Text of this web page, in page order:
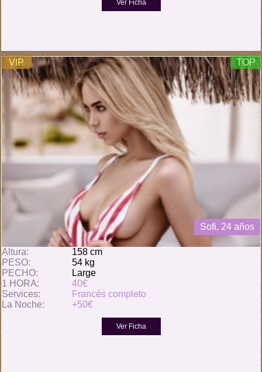
VIP TOP
Sofi, 24 años
Altura:
158 cm
PESO:
54 kg
PECHO:
Large
1 HORA:
40€
Services:
Francés completo
La Noche:
+50€